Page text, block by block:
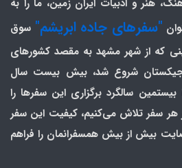
هنر و ادبیات ایران زمین، ما را به
"سفرهای جاده ابریشم" سوق
که از شهر مشهد به مقصد کشورهای
شروع شد، بیش بیست سال
گذشته است. در سال 1404 بیستمین سالگرد برگزاری این سفرها را
سفر تلاش می‌کنیم، کیفیت این سفر
بیش از بیش همسفرانمان را فراهم